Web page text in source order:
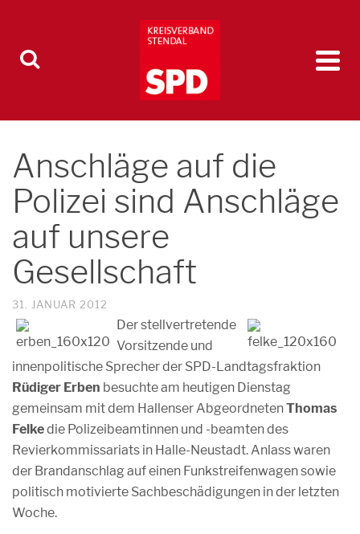
Anschläge auf die
Polizei sind Anschläge
auf unsere
Gesellschaft
31. JANUAR 2012
Der stellvertretende
Vorsitzende und
innenpolitische Sprecher der SPD-Landtagsfraktion
Rüdiger Erben besuchte am heutigen Dienstag
gemeinsam mit dem Hallenser AbgeordnetenThomas
Felkedie Polizeibeamtinnen und -beamten des
Revierkommissariats in Halle-Neustadt. Anlass waren
der Brandanschlag auf einen Funkstreifenwagen sowie
politisch motivierte Sachbeschädigungen in der letzten
Woche.